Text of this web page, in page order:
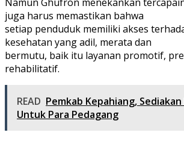
juga harus memastikan bahwa
setiap penduduk memiliki akses
kesehatan yang adil, merata dan
bermutu, baik itu layanan promotif,
rehabilitatif.
READ Pemkab Kepahiang,
Untuk Para Pedagang